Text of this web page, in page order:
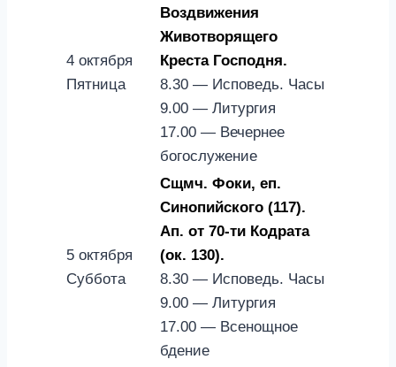
4 октября
Пятница
Воздвижения
Животворящего
Креста Господня.
8.30 — Исповедь. Часы
9.00 — Литургия
17.00 — Вечернее
богослужение
5 октября
Суббота
Сщмч. Фоки, еп.
Синопийского (117).
Ап. от 70-ти Кодрата
(ок. 130).
8.30 — Исповедь. Часы
9.00 — Литургия
17.00 — Всенощное
бдение